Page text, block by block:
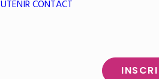
CONTACT